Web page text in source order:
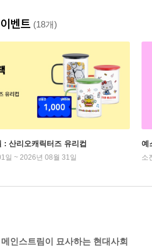
벤트 (18개)
: 산리오캐릭터즈 유리컵
일 ~ 2026년 08월 31일
예
소
인스트림이 묘사하는 현대사회